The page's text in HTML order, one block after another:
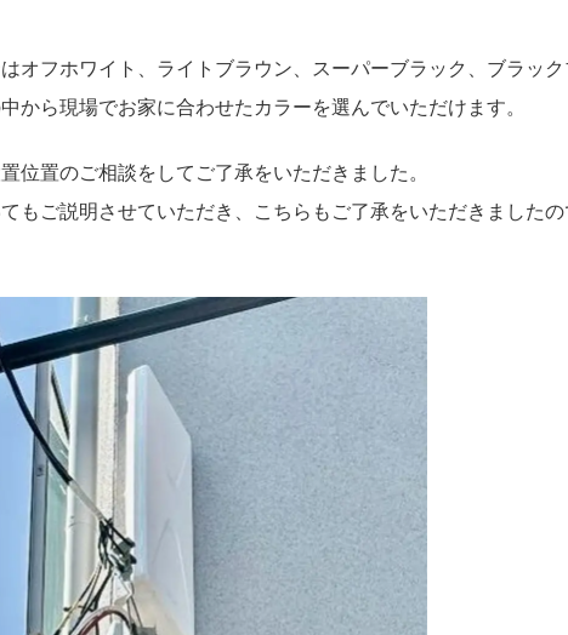
オフホワイト、ライトブラウン、スーパーブラック、ブラッ
から現場でお家に合わせたカラーを選んでいただけます。
位置のご相談をしてご了承をいただきました。
もご説明させていただき、こちらもご了承をいただきました